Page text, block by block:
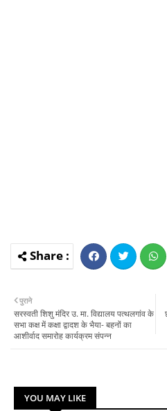
पुराने
सरस्वती शिशु मंदिर उ. मा. विद्यालय पत्थलगांव के
सभा कक्ष में कक्षा द्वादश के भैया- बहनों का
आशीर्वाद समारोह कार्यक्रम संपन्न
YOU MAY LIKE